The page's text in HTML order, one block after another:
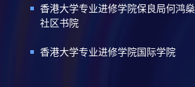
香港大学专业进修学院保良局何鸿燊
社区书院
香港大学专业进修学院国际学院